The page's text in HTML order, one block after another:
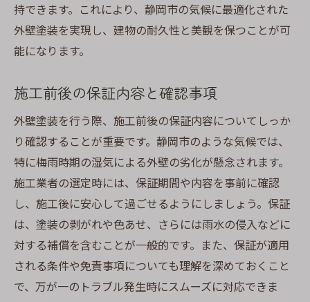
持できます。これにより、静岡市の気候に最適化された
外壁塗装を実現し、建物の耐久性と美観を保つことが可
能になります。
施工前後の保証内容と確認事項
外壁塗装を行う際、施工前後の保証内容についてしっか
り確認することが重要です。静岡市のような気候では、
特に梅雨時期の湿気による外壁の劣化が懸念されます。
施工業者の選定時には、保証期間や内容を事前に確認
し、施工後に安心して過ごせるようにしましょう。保証
は、塗装の剥がれや色あせ、さらには雨水の侵入などに
対する補償を含むことが一般的です。また、保証が適用
される条件や免責事項についても理解を深めておくこと
で、万が一のトラブル発生時にスムーズに対応できま